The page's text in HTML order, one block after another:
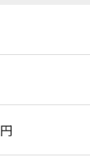
円